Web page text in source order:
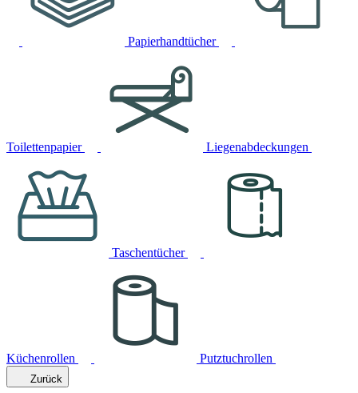
Papierhandtücher
Toilettenpapier Liegenabdeckungen
Taschentücher
Küchenrollen Putztuchrollen
Zurück